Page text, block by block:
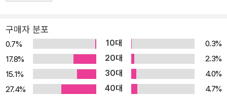
구매자 분포
0.7% 10대
0.3%
17.8%
20대
2.3%
15.1%
30대
4.0%
27.4%
40대
4.7%